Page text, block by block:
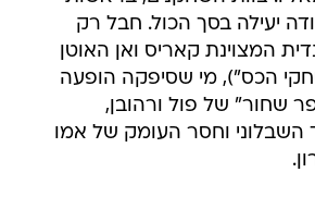
יעילה בסך הכול. חבל רק
המצוינת קאריס ואן האוטן
הכס"), מי שסיפקה הופעה
שחור" של פול ורהובן,
וחסר העומק של אמו